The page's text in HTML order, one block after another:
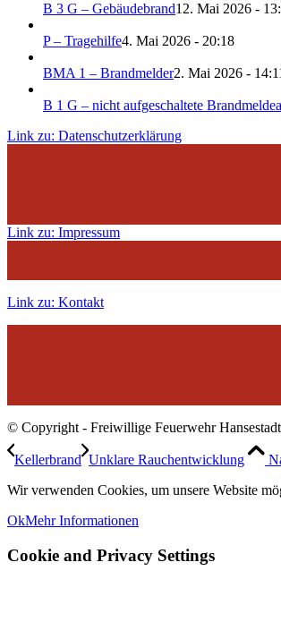
B 3 G – Gebäudebrand12. Mai 2026 -
P – Tragehilfe4. Mai 2026 - 20:18
BMA 1 – Brandmelder2. Mai 2026 -
B 1 G – nicht aufgeschaltete
Link zu: Datenschutzerklärung
Link zu: Impressum
Link zu: Kontakt
© Copyright - Freiwillige Feuerwehr
Kellerbrand Unklare Rauchentwicklung
Wir verwenden Cookies, um unsere Website
OkMehr Informationen
Cookie and Privacy Settings